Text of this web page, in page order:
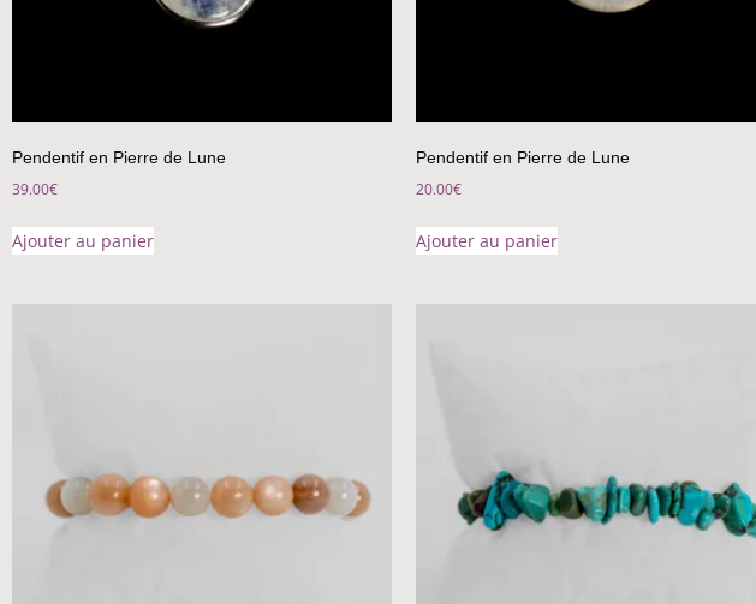
Pendentif en Pierre de Lune
39.00€
Ajouter au panier
Pendentif en Pierre de Lune
20.00€
Ajouter au panier